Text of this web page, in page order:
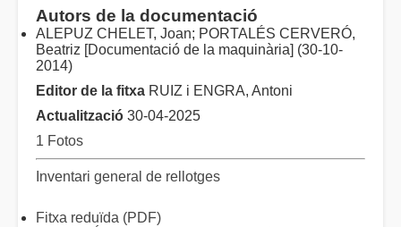
Autors de la documentació
ALEPUZ CHELET, Joan; PORTALÉS CERVERÓ,
Beatriz [Documentació de la maquinària] (30-10-
2014)
Editor de la fitxa RUIZ i ENGRA, Antoni
Actualització 30-04-2025
1 Fotos
Inventari general de rellotges
Fitxa reduïda (PDF)